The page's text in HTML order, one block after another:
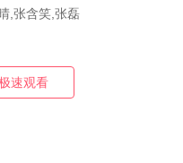
,张含笑,张磊
速观看